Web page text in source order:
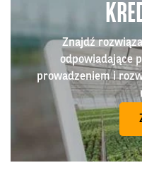
Znajdź
odpowiadające
prowadzeniem i